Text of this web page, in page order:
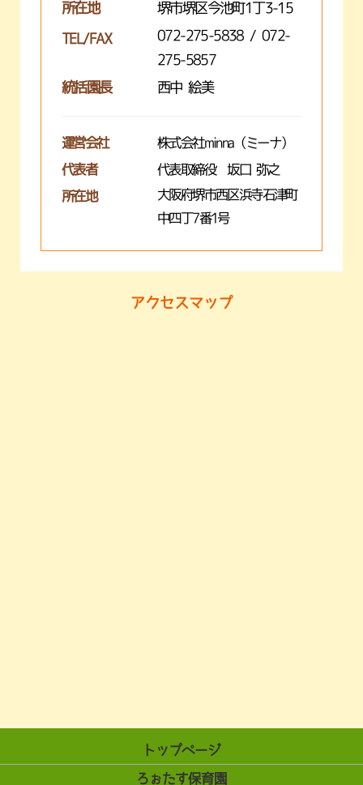
所在地 堺市堺区今池町1丁3-15
TEL/FAX
072-275-5838 / 072-
275-5857
統括園長
西中 絵美
運営会社 株式会社minna（ミーナ）
代表者 代表取締役 坂口 弥之
所在地
大阪府堺市西区浜寺石津町
中四丁7番1号
アクセスマップ
トップページ
ろぉたす保育園